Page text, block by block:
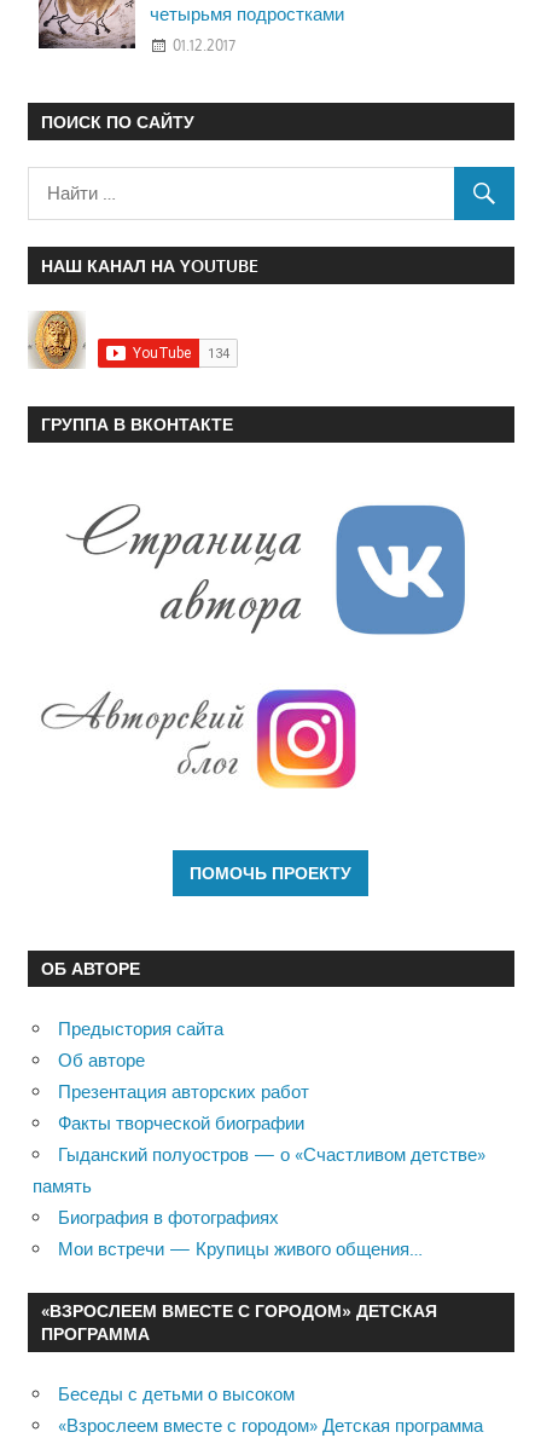
четырьмя подростками
01.12.2017
ПОИСК ПО САЙТУ
НАШ КАНАЛ НА YOUTUBE
ГРУППА В ВКОНТАКТЕ
ОБ АВТОРЕ
Предыстория сайта
Об авторе
Презентация авторских работ
Факты творческой биографии
Гыданский полуостров — о «Счастливом детстве»
память
Биография в фотографиях
Мои встречи — Крупицы живого общения…
«ВЗРОСЛЕЕМ ВМЕСТЕ С ГОРОДОМ» ДЕТСКАЯ
ПРОГРАММА
Беседы с детьми о высоком
«Взрослеем вместе с городом» Детская программа